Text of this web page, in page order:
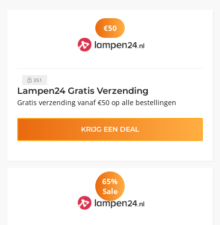
€50
351
Lampen24 Gratis Verzending
Gratis verzending vanaf €50 op alle bestellingen
KRIJG EEN DEAL
65%
Sale